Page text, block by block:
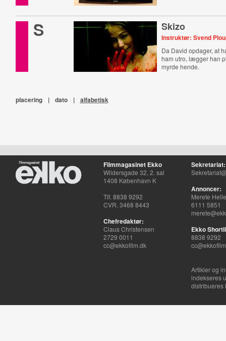
S Skizo
Instruktør: Svend
Da David opdager, at
ham utro, lægger han
myrde hende.
placering | dato | alfabetisk
Filmmagasinet Ekko
Wildersgade 32, 2. sal
1408 København K
Tlf. 8838 9292
CVR. 3468 8443
Chefredaktør:
Claus Christensen
2729 0011
cc@ekkofilm.dk
Sekretariat:
Annoncer:
Merete
6111 5851
Ekko
8838 9292
Artikler og
indekseres
distribueres